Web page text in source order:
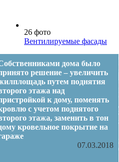
26 фото
Вентилируемые фасады
дома было
решение – увеличить
путем поднятия
этажа над
к дому, поменять
с учетом поднятого
этажа, заменить в тон
кровельное покрытие на
07.03.2018